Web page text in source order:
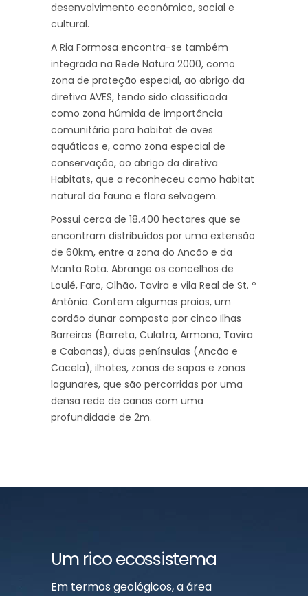
desenvolvimento económico, social e
cultural.
A Ria Formosa encontra-se também
integrada na Rede Natura 2000, como
zona de proteção especial, ao abrigo da
diretiva AVES, tendo sido classificada
como zona húmida de importância
comunitária para habitat de aves
aquáticas e, como zona especial de
conservação, ao abrigo da diretiva
Habitats, que a reconheceu como habitat
natural da fauna e flora selvagem.
Possui cerca de 18.400 hectares que se
encontram distribuídos por uma extensão
de 60km, entre a zona do Ancão e da
Manta Rota. Abrange os concelhos de
Loulé, Faro, Olhão, Tavira e vila Real de St. º
António. Contem algumas praias, um
cordão dunar composto por cinco Ilhas
Barreiras (Barreta, Culatra, Armona, Tavira
e Cabanas), duas penínsulas (Ancão e
Cacela), ilhotes, zonas de sapas e zonas
lagunares, que são percorridas por uma
densa rede de canas com uma
profundidade de 2m.
Um rico ecossistema
Em termos geológicos, a área